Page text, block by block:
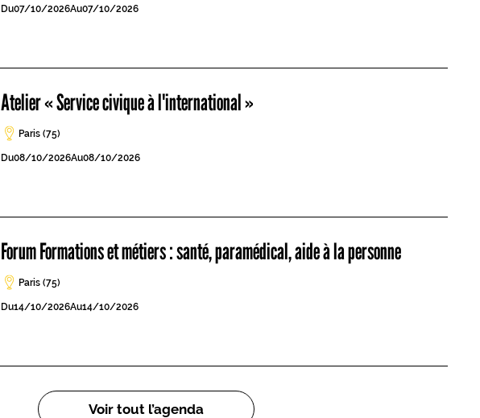
Du07/10/2026Au07/10/2026
Atelier « Service civique à l'international »
Paris (75)
Du08/10/2026Au08/10/2026
Forum Formations et métiers : santé, paramédical, aide à la personne
Paris (75)
Du14/10/2026Au14/10/2026
Voir tout l’agenda